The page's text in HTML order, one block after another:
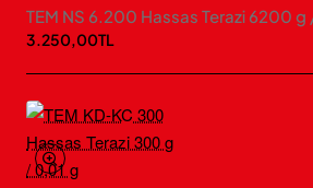
TEM NS 6.200 Hassas Terazi 6200 g
3.250,00TL